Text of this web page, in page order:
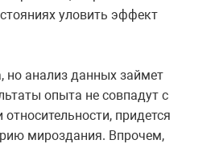
уловить эффект
но анализ данных займет
опыта не совпадут с
придется
мироздания. Впрочем,